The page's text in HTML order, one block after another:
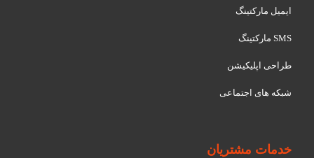
ایمیل مارکتینگ
SMS مارکتینگ
طراحی اپلیکیشن
شبکه های اجتماعی
خدمات مشتریان